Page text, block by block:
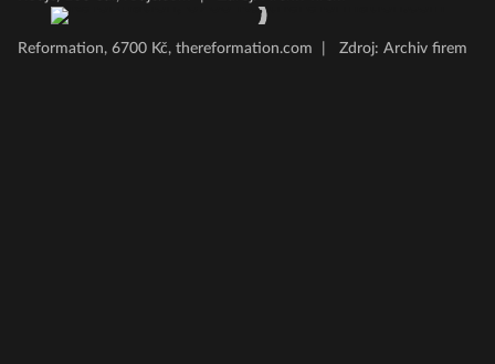
Reformation, 6700 Kč, thereformation.com Zdroj: Archiv firem